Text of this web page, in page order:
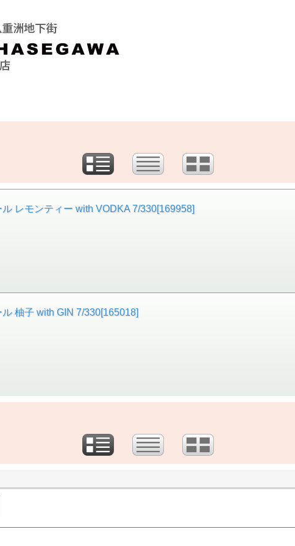
レモンティー with VODKA 7/330[169958]
柚子 with GIN 7/330[165018]